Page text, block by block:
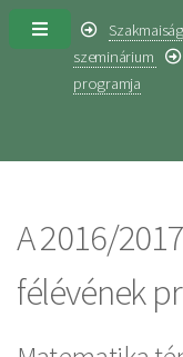
Szakmaiság
szeminárium
programja
A 2016/
félévének